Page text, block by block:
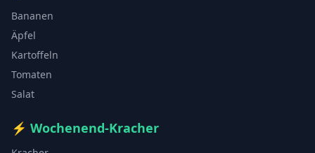
Bananen
Äpfel
Kartoffeln
Tomaten
Salat
⚡ Wochenend-Kracher